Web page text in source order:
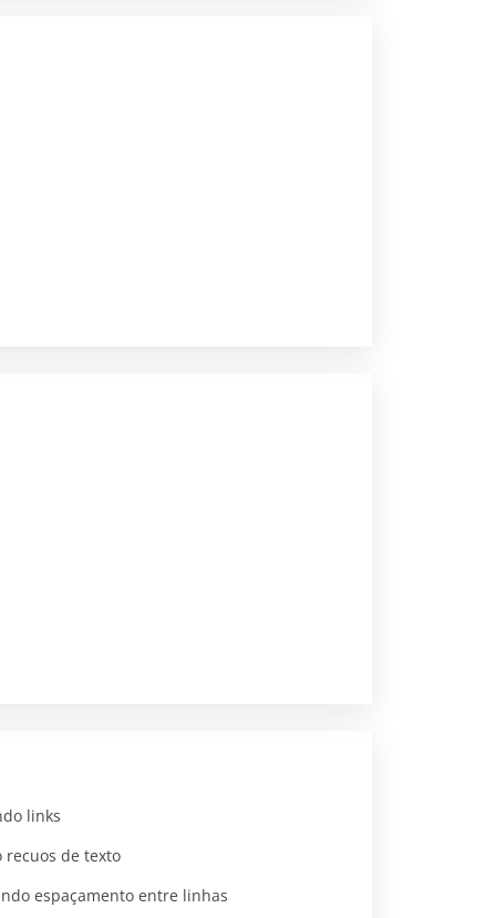
links
recuos de texto
espaçamento entre linhas